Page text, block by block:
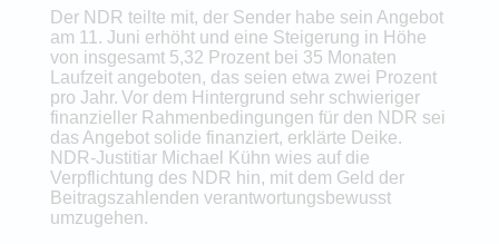
Der NDR teilte mit, der Sender habe sein Angebot
am 11. Juni erhöht und eine Steigerung in Höhe
von insgesamt 5,32 Prozent bei 35 Monaten
Laufzeit angeboten, das seien etwa zwei Prozent
pro Jahr. Vor dem Hintergrund sehr schwieriger
finanzieller Rahmenbedingungen für den NDR sei
das Angebot solide finanziert, erklärte Deike.
NDR-Justitiar Michael Kühn wies auf die
Verpflichtung des NDR hin, mit dem Geld der
Beitragszahlenden verantwortungsbewusst
umzugehen.